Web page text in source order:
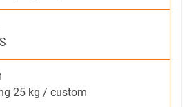
25 kg / custom